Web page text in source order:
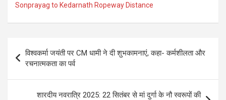
Sonprayag to Kedarnath Ropeway Distance
navigation
विश्वकर्मा जयंती पर CM धामी ने दी शुभकामनाएं, कहा- कर्मशीलता और
रचनात्मकता का पर्व
शारदीय नवरात्रि 2025: 22 सितंबर से मां दुर्गा के नौ स्वरूपों की